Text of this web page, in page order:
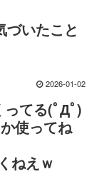
づいたこと
2026-01-02
てる(ﾟДﾟ)
使ってね
ねえｗ